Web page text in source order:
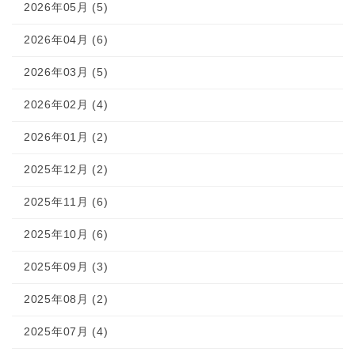
2026年05月 (5)
2026年04月 (6)
2026年03月 (5)
2026年02月 (4)
2026年01月 (2)
2025年12月 (2)
2025年11月 (6)
2025年10月 (6)
2025年09月 (3)
2025年08月 (2)
2025年07月 (4)